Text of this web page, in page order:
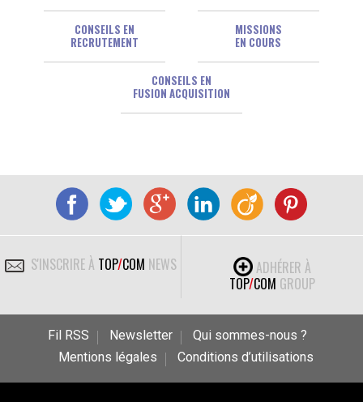
CONSEILS EN
RECRUTEMENT
MISSIONS
EN COURS
CONSEILS EN
FUSION ACQUISITION
S'INSCRIRE À TOP/COM NEWS
ADHÉRER À
TOP/COM GROUP
Fil RSS Newsletter
Qui sommes-nous ?
Mentions légales
Conditions d’utilisations